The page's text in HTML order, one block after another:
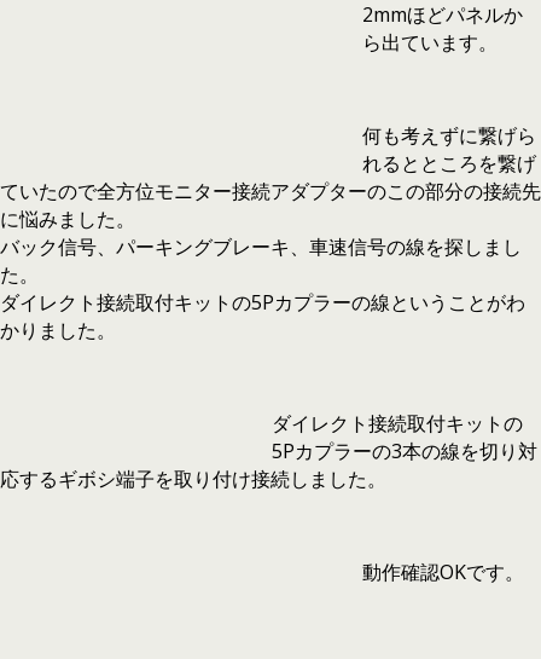
2mmほどパネルか
ら出ています。
何も考えずに繋げら
れるとところを繋げ
ていたので全方位モニター接続アダプターのこの部分の接続先
に悩みました。
バック信号、パーキングブレーキ、車速信号の線を探しまし
た。
ダイレクト接続取付キットの5Pカプラーの線ということがわ
かりました。
ダイレクト接続取付キットの
5Pカプラーの3本の線を切り対
応するギボシ端子を取り付け接続しました。
動作確認OKです。